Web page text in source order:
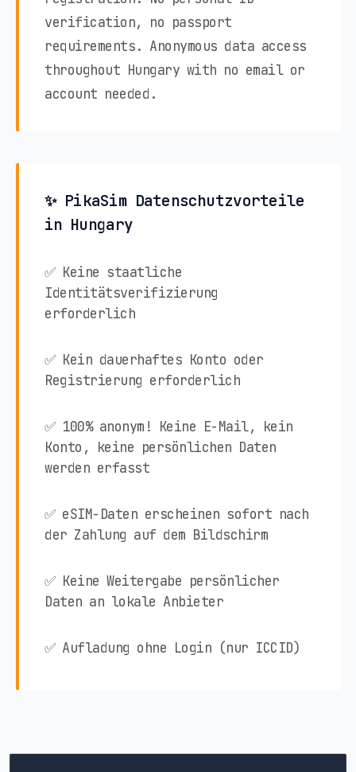
verification, no passport
requirements. Anonymous data access
throughout Hungary with no email or
account needed.
✨ PikaSim Datenschutzvorteile
in Hungary
✅ Keine staatliche
Identitätsverifizierung
erforderlich
✅ Kein dauerhaftes Konto oder
Registrierung erforderlich
✅ 100% anonym! Keine E-Mail, kein
Konto, keine persönlichen Daten
werden erfasst
✅ eSIM-Daten erscheinen sofort nach
der Zahlung auf dem Bildschirm
✅ Keine Weitergabe persönlicher
Daten an lokale Anbieter
✅ Aufladung ohne Login (nur ICCID)